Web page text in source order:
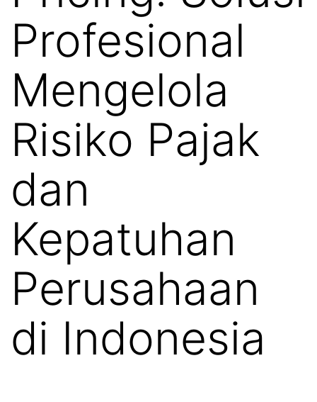
Profesional
Mengelola
Risiko Pajak
dan
Kepatuhan
Perusahaan
di Indonesia